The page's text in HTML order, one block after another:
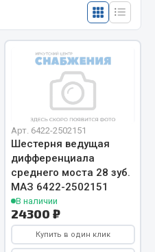
Арт. 6422-2502151
Шестерня ведущая
дифференциала
среднего моста 28 зуб.
МАЗ 6422-2502151
В наличии
24300 ₽
Купить в один клик